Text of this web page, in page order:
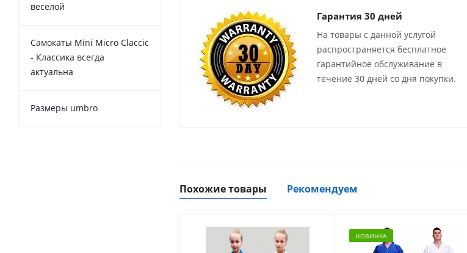
Гарантия 30 дней
На товары с данной услугой
распространяется бесплатное
гарантийное обслуживание в
течение 30 дней со дня покупки.
Похожие товары Рекомендуем
НОВИНКА
веселой
Самокаты Mini Micro Claccic
- Классика всегда
актуальна
Размеры umbro